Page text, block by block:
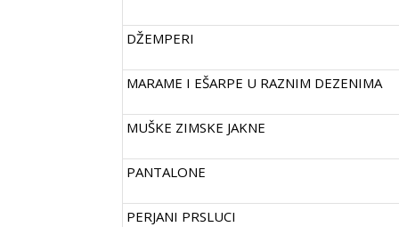
DŽEMPERI
MARAME I EŠARPE U RAZNIM DEZENIMA
MUŠKE ZIMSKE JAKNE
PANTALONE
PERJANI PRSLUCI